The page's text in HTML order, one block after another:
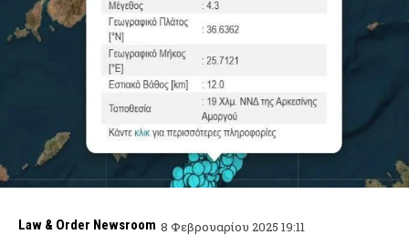
Law & Order Newsroom 8 Φεβρουαρίου 2025 19:11